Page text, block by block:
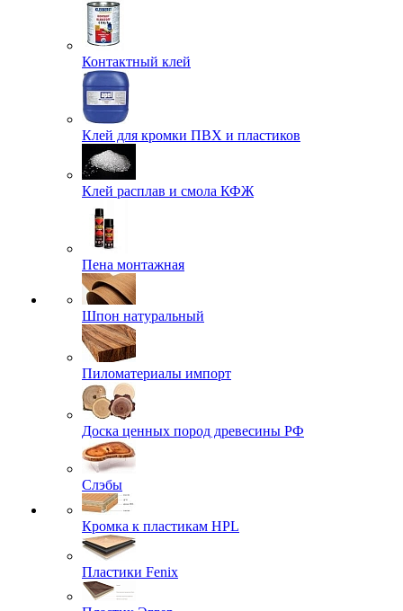
Контактный клей
Клей для кромки ПВХ и пластиков
Клей расплав и смола КФЖ
Пена монтажная
Шпон натуральный
Пиломатериалы импорт
Доска ценных пород древесины РФ
Слэбы
Кромка к пластикам HPL
Пластики Fenix